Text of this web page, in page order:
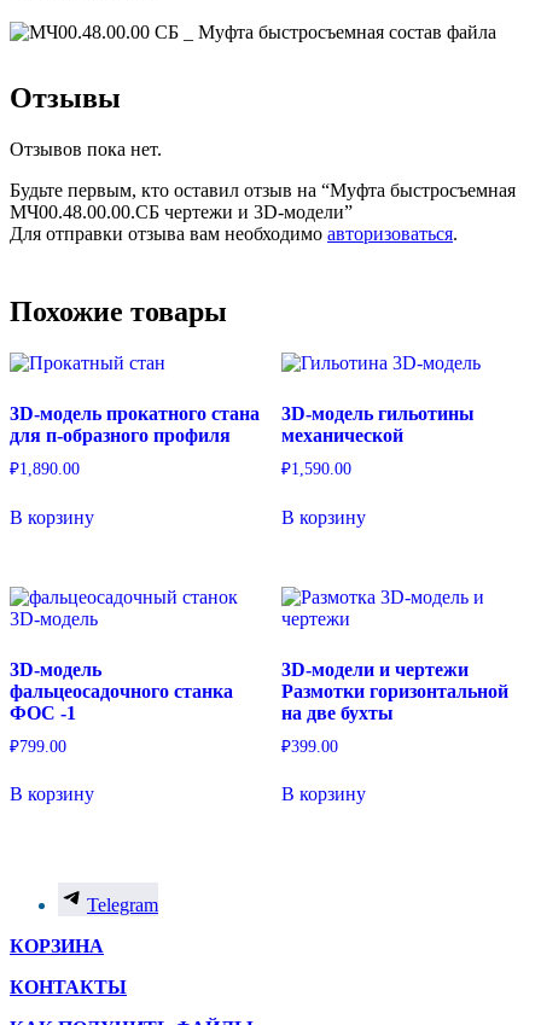
Отзывы
Отзывов пока нет.
Будьте первым, кто оставил отзыв на “Муфта быстросъемная
МЧ00.48.00.00.СБ чертежи и 3D-модели”
Для отправки отзыва вам необходимо авторизоваться.
Похожие товары
3D-модель прокатного стана
для п-образного профиля
₽1,890.00
В корзину
3D-модель гильотины
механической
₽1,590.00
В корзину
3D-модель
фальцеосадочного станка
ФОС -1
₽799.00
В корзину
3D-модели и чертежи
Размотки горизонтальной
на две бухты
₽399.00
В корзину
Telegram
КОРЗИНА
КОНТАКТЫ